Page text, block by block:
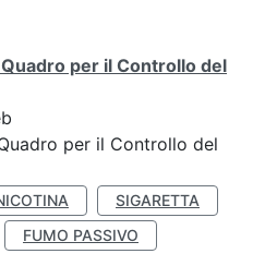
per il Controllo del
per il Controllo del
SIGARETTA
FUMO PASSIVO